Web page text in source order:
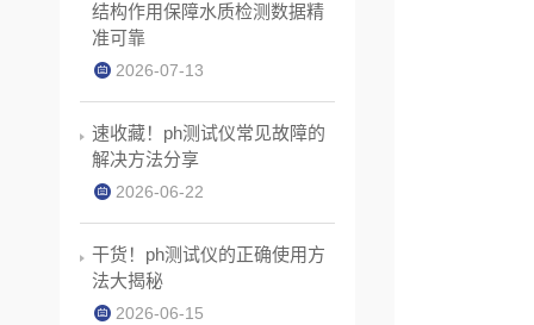
结构作用保障水质检测数据精
准可靠
2026-07-13
速收藏！ph测试仪常见故障的
解决方法分享
2026-06-22
干货！ph测试仪的正确使用方
法大揭秘
2026-06-15